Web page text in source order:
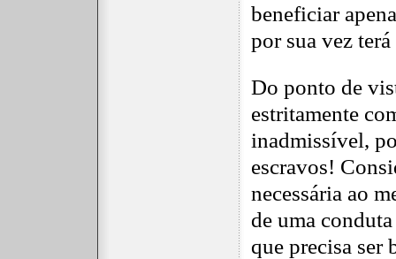
beneficiar
por sua vez
Do ponto de
estritamente
inadmissível,
escravos!
necessária ao
de uma
que precisa ser